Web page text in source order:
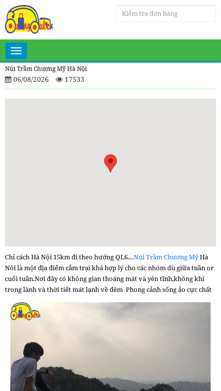
Toggle
navigation
Núi Trầm Chương Mỹ Hà Nội
06/08/2026 17533
Chỉ cách Hà Nội 15km đi theo hướng QL6....Núi Trầm Chương MỹHà
Nôi là một địa điểm cắm trại khá hợp lý cho các nhóm dù giữa tuần or
cuối tuần.Nơi đây có không gian thoáng mát và yên tĩnh,không khí
trong lành và thời tiết mát lạnh về đêm Phong cảnh sống ảo cực chất